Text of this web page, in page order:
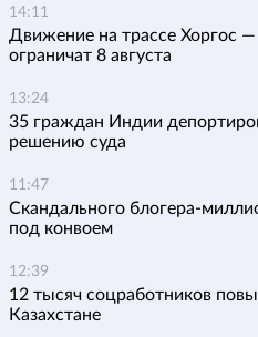
14:11
Движение на трассе Хоргос
ограничат 8 августа
13:24
35 граждан Индии
решению суда
11:47
Скандального блогера-
под конвоем
12:39
12 тысяч соцработников
Казахстане